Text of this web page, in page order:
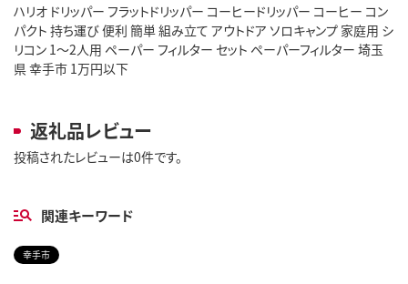
ハリオ ドリッパー フラットドリッパー コーヒードリッパー コーヒー コン
パクト 持ち運び 便利 簡単 組み立て アウトドア ソロキャンプ 家庭用 シ
リコン 1～2人用 ペーパー フィルター セット ペーパーフィルター 埼玉
県 幸手市 1万円以下
返礼品レビュー
投稿されたレビューは0件です。
関連キーワード
幸手市